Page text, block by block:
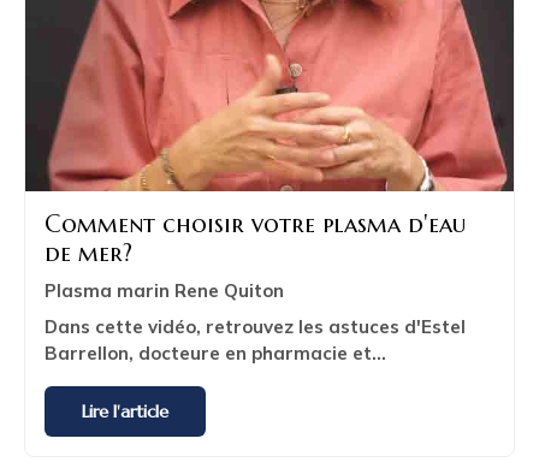
Comment choisir votre plasma d'eau
de mer?
Plasma marin Rene Quiton
Dans cette vidéo, retrouvez les astuces d'Estel
Barrellon, docteure en pharmacie et...
Lire l'article